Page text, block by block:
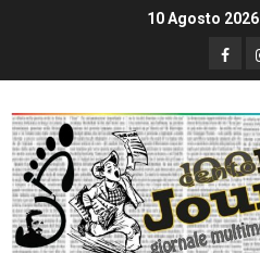
10 Agosto 2026